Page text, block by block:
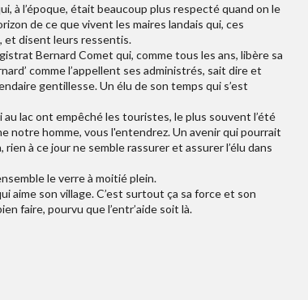
à l’époque, était beaucoup plus respecté quand on le
de ce que vivent les maires landais qui, ces
et disent leurs ressentis.
Bernard Comet qui, comme tous les ans, libère sa
comme l’appellent ses administrés, sait dire et
gentillesse. Un élu de son temps qui s’est
lac ont empêché les touristes, le plus souvent l’été
notre homme, vous l'entendrez. Un avenir qui pourrait
à ce jour ne semble rassurer et assurer l’élu dans
le verre à moitié plein.
aime son village. C’est surtout ça sa force et son
faire, pourvu que l’entr’aide soit là.